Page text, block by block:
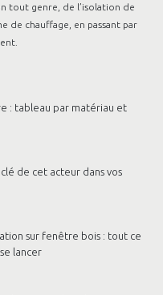
tout genre, de l’isolation de
de chauffage, en passant par
: tableau par matériau et
de cet acteur dans vos
sur fenêtre bois : tout ce
lancer